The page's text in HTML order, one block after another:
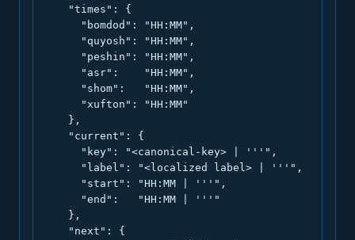
    "times": {
      "bomdod": "HH:MM",
      "quyosh": "HH:MM",
      "peshin": "HH:MM",
      "asr":    "HH:MM",
      "shom":   "HH:MM",
      "xufton": "HH:MM"
    },
    "current": {
      "key": "<canonical-key> | '''",
      "label": "<localized label> | '''",
      "start": "HH:MM | '''",
      "end":   "HH:MM | '''"
    },
    "next": {